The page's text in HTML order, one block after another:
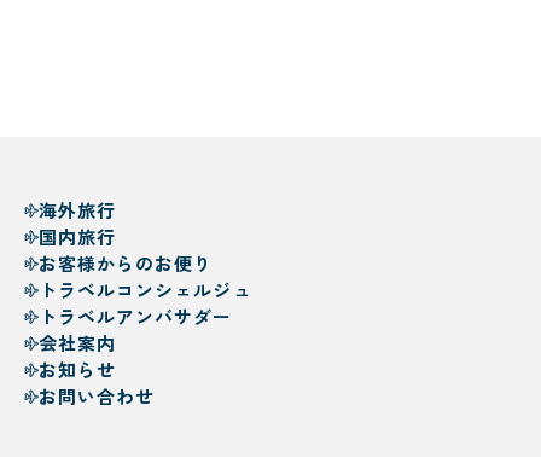
海外旅行
国内旅行
お客様からのお便り
トラベルコンシェルジュ
トラベルアンバサダー
会社案内
お知らせ
お問い合わせ